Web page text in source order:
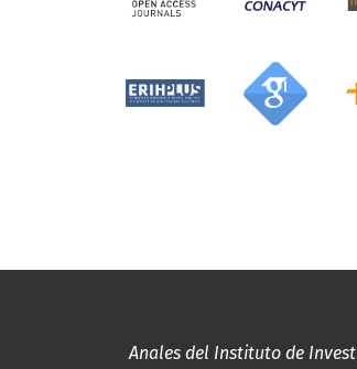
Anales del Instituto de